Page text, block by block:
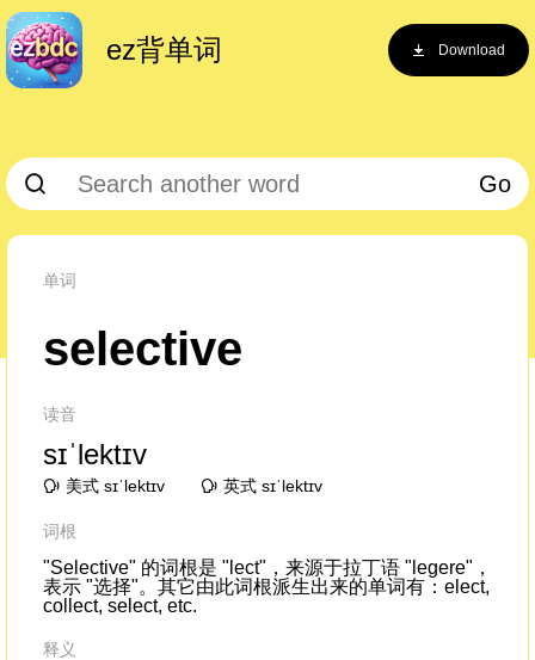
ez背单词 Download
Go
单词
selective
读音
sɪˈlektɪv
美式 sɪˈlektɪv 英式 sɪˈlektɪv
词根
"Selective" 的词根是 "lect"，来源于拉丁语 "legere"，
表示 "选择"。其它由此词根派生出来的单词有：elect,
collect, select, etc.
释义